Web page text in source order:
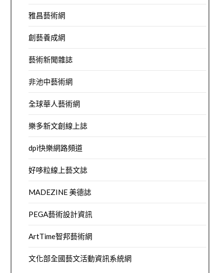
雅昌藝術網
創藝養成網
藝術新聞雜誌
非池中藝術網
全球華人藝術網
樂多新文創線上誌
dpi快樂網路頻道
好哆粒線上藝文誌
MADEZINE 美德誌
PEGA藝術設計資訊
ArtTime智邦藝術網
文化部全國藝文活動資訊系統網